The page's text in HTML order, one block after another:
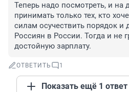
Теперь надо посмотреть, и на
принимать только тех, кто
силам осучествить порядок и
Россиян в России. Тогда и не
достойную зарплату.
ОТВЕТИТЬ 1
Показать ещё 1 ответ